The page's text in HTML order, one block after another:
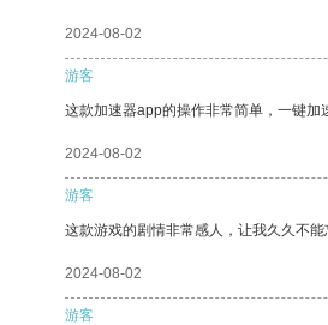
2024-08-02
游客
这款加速器app的操作非常简单，一键加
2024-08-02
游客
这款游戏的剧情非常感人，让我久久不能
2024-08-02
游客